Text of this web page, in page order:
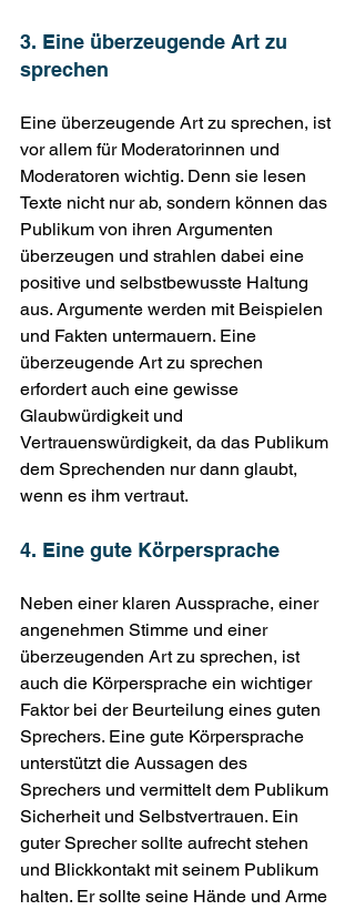
3. Eine überzeugende Art zu
sprechen
Eine überzeugende Art zu sprechen, ist
vor allem für Moderatorinnen und
Moderatoren wichtig. Denn sie lesen
Texte nicht nur ab, sondern können das
Publikum von ihren Argumenten
überzeugen und strahlen dabei eine
positive und selbstbewusste Haltung
aus. Argumente werden mit Beispielen
und Fakten untermauern. Eine
überzeugende Art zu sprechen
erfordert auch eine gewisse
Glaubwürdigkeit und
Vertrauenswürdigkeit, da das Publikum
dem Sprechenden nur dann glaubt,
wenn es ihm vertraut.
4. Eine gute Körpersprache
Neben einer klaren Aussprache, einer
angenehmen Stimme und einer
überzeugenden Art zu sprechen, ist
auch die Körpersprache ein wichtiger
Faktor bei der Beurteilung eines guten
Sprechers. Eine gute Körpersprache
unterstützt die Aussagen des
Sprechers und vermittelt dem Publikum
Sicherheit und Selbstvertrauen. Ein
guter Sprecher sollte aufrecht stehen
und Blickkontakt mit seinem Publikum
halten. Er sollte seine Hände und Arme